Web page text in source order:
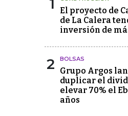
1
El proyecto de
de La Calera
inversión de
2 BOLSAS
Grupo Argos
duplicar el
elevar 70% el
años